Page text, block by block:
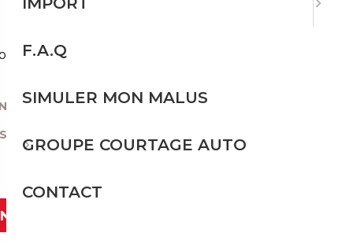
pour trouver sa Volkswagen.
? |
D’OCCASIONS ALLEMANDES IMPORTER ?
F.A.Q
SIMULER MON MALUS
GROUPE COURTAGE AUTO
CONTACT